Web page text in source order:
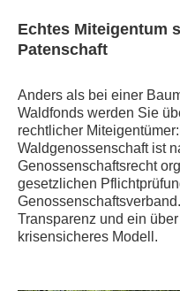
Echtes Miteigentum
Patenschaft
Anders als bei einer
Waldfonds werden Sie
rechtlicher
Waldgenossenschaft ist
Genossenschaftsrecht
gesetzlichen
Transparenz und ein
krisensicheres Modell.